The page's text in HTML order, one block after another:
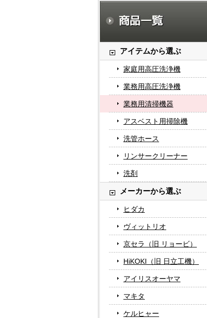
アイテムから選ぶ
家庭用高圧洗浄機
業務用高圧洗浄機
業務用清掃機器
アスベスト用掃除機
洗管ホース
リンサークリーナー
洗剤
メーカーから選ぶ
ヒダカ
ヴィットリオ
京セラ（旧 リョービ）
HiKOKI（旧 日立工機）
アイリスオーヤマ
マキタ
ケルヒャー